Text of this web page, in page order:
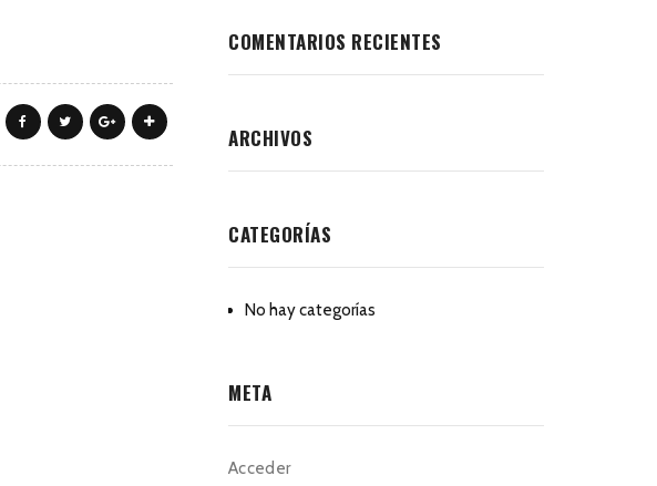
COMENTARIOS RECIENTES
ARCHIVOS
CATEGORÍAS
No hay categorías
META
Acceder